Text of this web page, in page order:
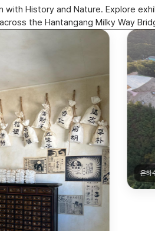
with History and Nature. Explore
the Hantangang Milky Way
은하